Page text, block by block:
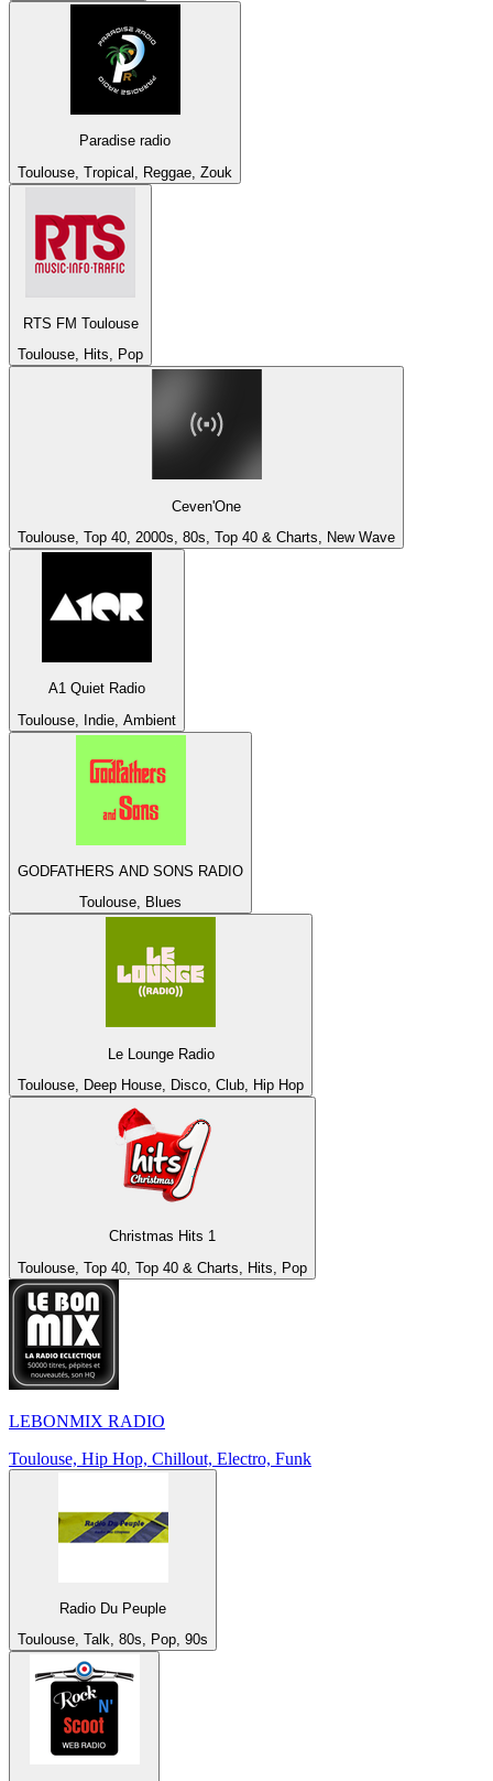
Paradise radio
Toulouse, Tropical, Reggae, Zouk
RTS FM Toulouse
Toulouse, Hits, Pop
Ceven'One
Toulouse, Top 40, 2000s, 80s, Top 40 & Charts, New Wave
A1 Quiet Radio
Toulouse, Indie, Ambient
GODFATHERS AND SONS RADIO
Toulouse, Blues
Le Lounge Radio
Toulouse, Deep House, Disco, Club, Hip Hop
Christmas Hits 1
Toulouse, Top 40, Top 40 & Charts, Hits, Pop
LEBONMIX RADIO
Toulouse, Hip Hop, Chillout, Electro, Funk
Radio Du Peuple
Toulouse, Talk, 80s, Pop, 90s